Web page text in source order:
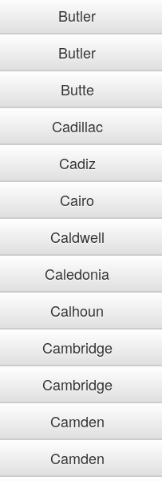
Butler
Butler
Butte
Cadillac
Cadiz
Cairo
Caldwell
Caledonia
Calhoun
Cambridge
Cambridge
Camden
Camden